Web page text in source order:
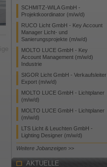
SCHMITZ-WILA GmbH -
Projektkoordinator (m/w/d)
RUCO Licht GmbH - Key Account
Manager Licht- und
Sanierungsprojekte (m/w/d)
MOLTO LUCE GmbH - Key
Account Management (m/w/d)
Industrie
SIGOR Licht GmbH - Verkaufsleiter
Export (m/w/d)
MOLTO LUCE GmbH - Lichtplaner
(m/w/d)
MOLTO LUCE GmbH - Lichtplaner
(m/w/d)
LTS Licht & Leuchten GmbH -
Lighting Designer (m/w/d)
Weitere Jobanzeigen >>
AKTUELLE